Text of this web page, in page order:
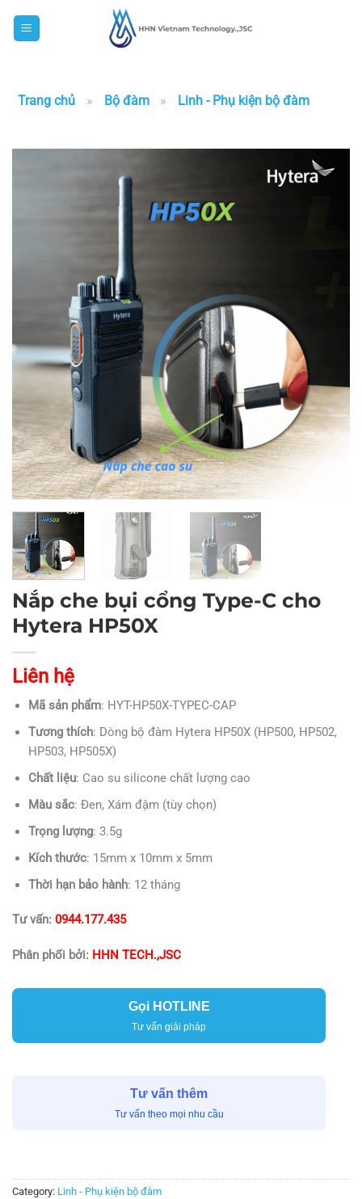
Trang chủ » Bộ đàm » Linh - Phụ kiện bộ đàm
Nắp che bụi cổng Type-C cho
Hytera HP50X
Liên hệ
Mã sản phẩm: HYT-HP50X-TYPEC-CAP
Tương thích: Dòng bộ đàm Hytera HP50X (HP500, HP502,
HP503, HP505X)
Chất liệu: Cao su silicone chất lượng cao
Màu sắc: Đen, Xám đậm (tùy chọn)
Trọng lượng: 3.5g
Kích thước: 15mm x 10mm x 5mm
Thời hạn bảo hành: 12 tháng
Tư vấn: 0944.177.435
Phân phối bởi: HHN TECH.,JSC
Gọi HOTLINE
Tư vấn giải pháp
Tư vấn thêm
Tư vấn theo mọi nhu cầu
Category: Linh - Phụ kiện bộ đàm